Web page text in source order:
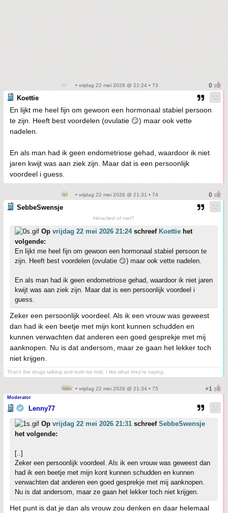
• vrijdag 22 mei 2026 @ 21:24 • 73
Koettie
En lijkt me heel fijn om gewoon een hormonaal stabiel persoon
te zijn. Heeft best voordelen (ovulatie 😏) maar ook vette
nadelen.
En als man had ik geen endometriose gehad, waardoor ik niet
jaren kwijt was aan ziek zijn. Maar dat is een persoonlijk
voordeel i guess.
• vrijdag 22 mei 2026 @ 21:31 • 74
SebbeSwensje
Heraclied of niet?
Op vrijdag 22 mei 2026 21:24schreef Koettie het
volgende:
En lijkt me heel fijn om gewoon een hormonaal stabiel persoon te
zijn. Heeft best voordelen (ovulatie 😏) maar ook vette nadelen.
En als man had ik geen endometriose gehad, waardoor ik niet jaren
kwijt was aan ziek zijn. Maar dat is een persoonlijk voordeel i
guess.
Zeker een persoonlijk voordeel. Als ik een vrouw was geweest
dan had ik een beetje met mijn kont kunnen schudden en
kunnen verwachten dat anderen een goed gesprekje met mij
aanknopen. Nu is dat andersom, maar ze gaan het lekker toch
niet krijgen.
That's the drugs talking and truth be told, I like what they're saying.
• vrijdag 22 mei 2026 @ 21:34 • 75
Moderator
Lenny77
Op vrijdag 22 mei 2026 21:31 schreef SebbeSwensje
het volgende:
[..]
Zeker een persoonlijk voordeel. Als ik een vrouw was geweest dan
had ik een beetje met mijn kont kunnen schudden en kunnen
verwachten dat anderen een goed gesprekje met mij aanknopen.
Nu is dat andersom, maar ze gaan het lekker toch niet krijgen.
Het punt is dat je dan als vrouw zou denken en daar helemaal